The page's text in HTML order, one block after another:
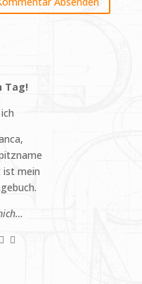
Tag!
ist mein